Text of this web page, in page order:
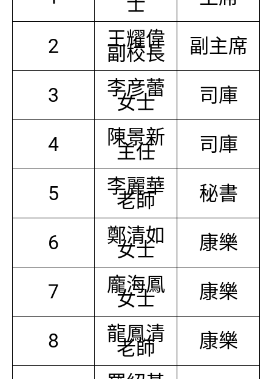
2 王耀偉
副校長 副主席
3 李彦蕾
女士 司庫
4 陳景新
主任 司庫
5 李麗華
老師 秘書
6 鄭清如
女士 康樂
7 龐海鳳
女士 康樂
8 龍鳳清
老師 康樂